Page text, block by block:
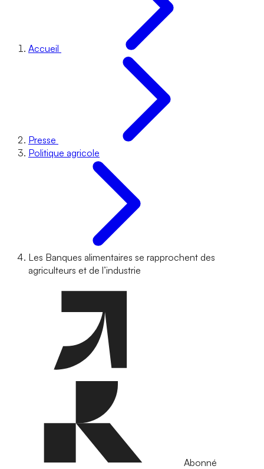
Accueil
Presse
Politique agricole
Les Banques alimentaires se rapprochent des
agriculteurs et de l’industrie
Abonné